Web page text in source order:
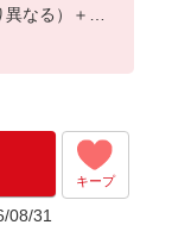
なる）＋交
キープ
08/31